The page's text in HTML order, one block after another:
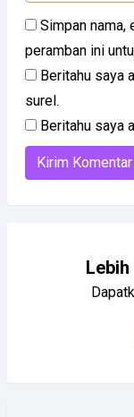
Simpan nama,
peramban ini
Beritahu saya
surel.
Beritahu saya